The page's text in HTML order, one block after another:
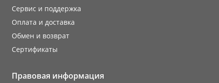
Сервис и поддержка
Оплата и доставка
Обмен и возврат
Сертификаты
Правовая информация